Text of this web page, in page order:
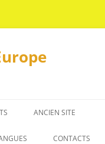
ANCIEN SITE
CONTACTS